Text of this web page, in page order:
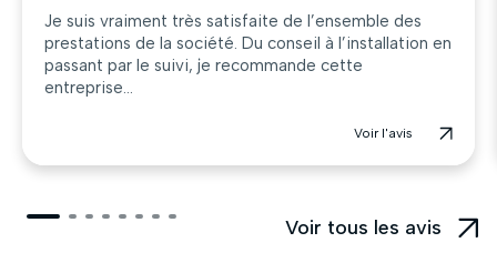
Je suis vraiment très satisfaite de l’ensemble des
prestations de la société. Du conseil à l’installation en
passant par le suivi, je recommande cette
entreprise...
Voir l'avis
Voir tous les avis